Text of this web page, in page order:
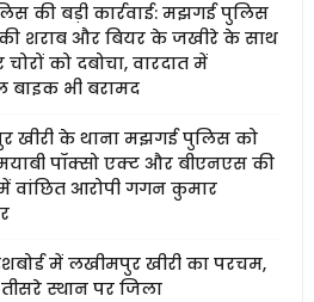
की बड़ी कार्रवाई: मझगई पुलिस
की शराब और बियर के जखीरे के साथ
चोरों को दबोचा, वारदात में
बाइक भी बरामद
खीरी के थाना मझगई पुलिस को
पॉक्सो एक्ट और बीएनएस की
वांछित आरोपी गगन कुमार
में लखीमपुर खीरी का परचम,
स्थान पर जिला